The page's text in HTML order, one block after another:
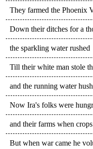
They farmed the Phoenix
Down their ditches for a
the sparkling water rushed
Till their white man stole
and the running water
Now Ira's folks were
and their farms when
But when war came he